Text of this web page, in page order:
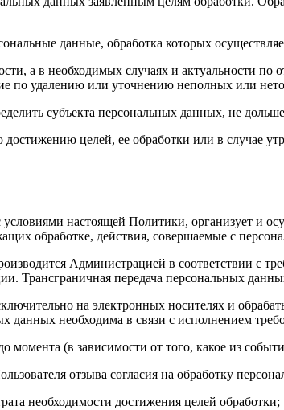
данные, обработка которых
а в необходимых случаях и актуальности
по удалению или уточнению неполных или
субъекта персональных данных, не
целей, ее обработки или в случае
настоящей Политики, организует и
обработке, действия, совершаемые с
Администрацией в соответствии с
Трансграничная передача персональных
на электронных носителях и
данных необходима в связи с исполнением
(в зависимости от того, какое из
отзыва согласия на обработку
необходимости достижения целей обработки;